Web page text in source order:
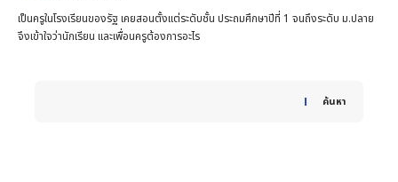
เป็นครูในโรงเรียนของรัฐ เคยสอนตั้งแต่ระดับชั้น ประถมศึกษาปีที่ 1 จนถึงระดับ ม.ปลาย
จึงเข้าใจว่านักเรียน และเพื่อนครูต้องการอะไร
ค้นหา
When autocomplete results are available use up and